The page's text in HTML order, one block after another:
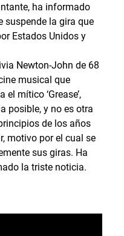
ha informado
suspende la gira que
Estados Unidos y
Newton-John de 68
musical que
mítico ‘Grease’,
posible, y no es otra
de los años
motivo por el cual se
sus giras. Ha
la triste noticia.